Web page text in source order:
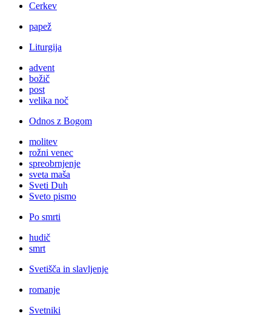
Cerkev
papež
Liturgija
advent
božič
post
velika noč
Odnos z Bogom
molitev
rožni venec
spreobrnjenje
sveta maša
Sveti Duh
Sveto pismo
Po smrti
hudič
smrt
Svetišča in slavljenje
romanje
Svetniki